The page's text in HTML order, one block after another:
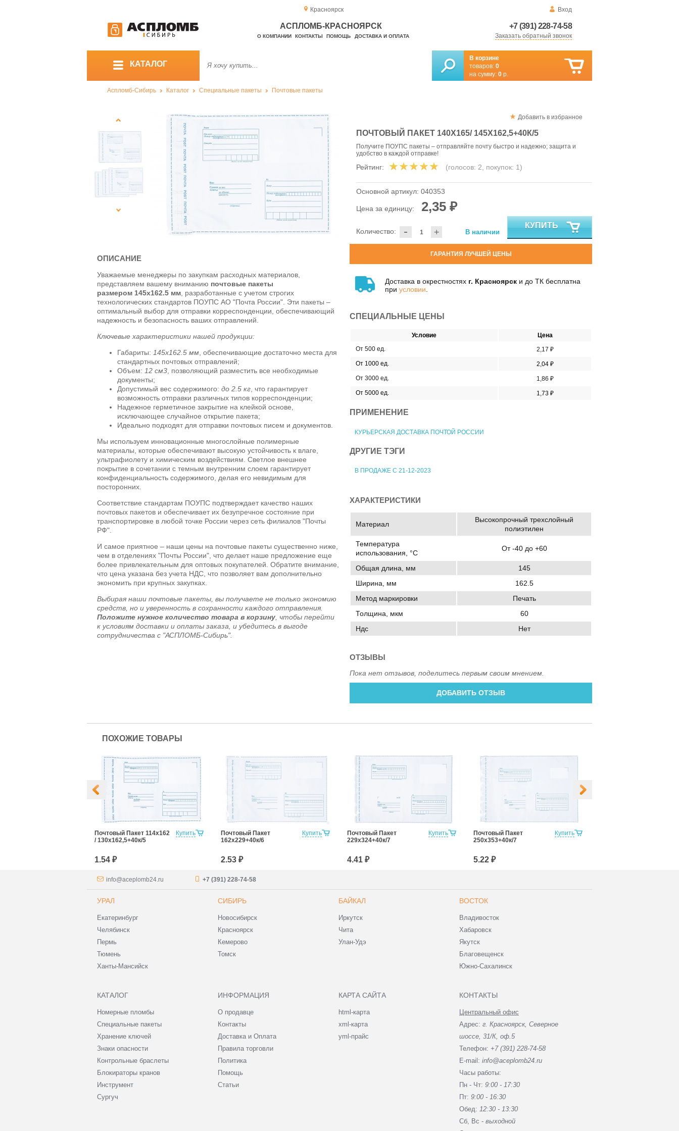
Красноярск Вход
+7 (391) 228-74-58
Заказать обратный звонок
АСПЛОМБ-КРАСНОЯРСК
О КОМПАНИИ КОНТАКТЫ ПОМОЩЬ ДОСТАВКА И ОПЛАТА
КАТАЛОГ
В корзине
товаров: 0
на сумму: 0 р.
Аспломб-Сибирь Каталог Специальные пакеты Почтовые пакеты
Добавить в избранное
ПОЧТОВЫЙ ПАКЕТ 140Х165/ 145X162,5+40К/5
Получите ПОУПС пакеты – отправляйте почту быстро и надежно; защита и
удобство в каждой отправке!
Рейтинг: (голосов: 2, покупок: 1)
Основной артикул: 040353
Цена за единицу: 2,35 ₽
- +
Количество: В наличии
КУПИТЬ
ГАРАНТИЯ ЛУЧШЕЙ ЦЕНЫ
Доставка в окрестностях г. Красноярск и до ТК бесплатна
при условии
СПЕЦИАЛЬНЫЕ ЦЕНЫ
Условие
Цена
От 500 ед.
2,17 ₽
От 1000 ед.
2,04 ₽
От 3000 ед.
1,86 ₽
От 5000 ед.
1,73 ₽
ПРИМЕНЕНИЕ
КУРЬЕРСКАЯ ДОСТАВКА ПОЧТОЙ РОССИИ
ДРУГИЕ ТЭГИ
В ПРОДАЖЕ С 21-12-2023
ОПИСАНИЕ
Уважаемые менеджеры по закупкам расходных материалов,
представляем вашему вниманию почтовые пакеты
размером 145x162.5 мм , разработанные с учетом строгих
технологических стандартов ПОУПС АО "Почта России". Эти пакеты –
оптимальный выбор для отправки корреспонденции, обеспечивающий
надежность и безопасность ваших отправлений.
Ключевые характеристики нашей продукции:
Габариты: 145x162.5 мм , обеспечивающие достаточно места для
стандартных почтовых отправлений;
Объем: 12 см3 , позволяющий разместить все необходимые
документы;
Допустимый вес содержимого: до 2.5 кг , что гарантирует
возможность отправки различных типов корреспонденции;
Надежное герметичное закрытие на клейкой основе,
исключающее случайное открытие пакета;
Идеально подходят для отправки почтовых писем и документов.
Мы используем инновационные многослойные полимерные
материалы, которые обеспечивают высокую устойчивость к влаге,
ультрафиолету и химическим воздействиям. Светлое внешнее
покрытие в сочетании с темным внутренним слоем гарантирует
конфиденциальность содержимого, делая его невидимым для
посторонних.
Соответствие стандартам ПОУПС подтверждает качество наших
почтовых пакетов и обеспечивает их безупречное состояние при
транспортировке в любой точке России через сеть филиалов "Почты
РФ".
И самое приятное – наши цены на почтовые пакеты существенно ниже,
чем в отделениях "Почты России", что делает наше предложение еще
более привлекательным для оптовых покупателей. Обратите внимание,
что цена указана без учета НДС, что позволяет вам дополнительно
экономить при крупных закупках.
Выбирая наши почтовые пакеты, вы получаете не только экономию
средств, но и уверенность в сохранности каждого отправления.
Положите нужное количество товара в корзину , чтобы перейти
к условиям доставки и оплаты заказа, и убедитесь в выгоде
сотрудничества с "АСПЛОМБ-Сибирь".
ХАРАКТЕРИСТИКИ
Материал
Высокопрочный трехслойный
полиэтилен
Температура
использования, °C
От -40 до +60
Общая длина, мм
145
Ширина, мм
162.5
Метод маркировки
Печать
Толщина, мкм
60
Ндс
Нет
ОТЗЫВЫ
Пока нет отзывов, поделитесь первым своим мнением.
ДОБАВИТЬ ОТЗЫВ
ПОХОЖИЕ ТОВАРЫ
Купить
Почтовый Пакет 114х162
/ 130x162,5+40к/5
1.54 ₽
Купить
Почтовый Пакет
162х229+40к/6
2.53 ₽
Купить
Почтовый Пакет
229х324+40к/7
4.41 ₽
Купить
Почтовый Пакет
250х353+40к/7
5.22 ₽
info@aceplomb24.ru +7 (391) 228-74-58
УРАЛ
Екатеринбург
Челябинск
Пермь
Тюмень
Ханты-Мансийск
СИБИРЬ
Новосибирск
Красноярск
Кемерово
Томск
БАЙКАЛ
Иркутск
Чита
Улан-Удэ
ВОСТОК
Владивосток
Хабаровск
Якутск
Благовещенск
Южно-Сахалинск
КАТАЛОГ
Номерные пломбы
Специальные пакеты
Хранение ключей
Знаки опасности
Контрольные браслеты
Блокираторы кранов
Инструмент
Сургуч
ИНФОРМАЦИЯ
О продавце
Контакты
Доставка и Оплата
Правила торговли
Политика
Помощь
Статьи
КАРТА САЙТА
html-карта
xml-карта
yml-прайс
КОНТАКТЫ
Центральный офис
Адрес: г. Красноярск, Северное
шоссе, 31/К, оф.5
Телефон: +7 (391) 228-74-58
E-mail: info@aceplomb24.ru
Часы работы:
Пн - Чт: 9:00 - 17:30
Пт: 9:00 - 16:30
Обед: 12:30 - 13:30
Сб, Вc - выходной